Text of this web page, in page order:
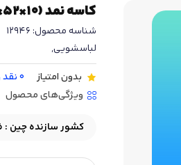
کاسه نمد (10×52×35) E236
شناسه محصول: 12946
لباسشویی,
بدون امتیاز
0 نقد و بررسی‌ها
ویژگی‌های محصول
کشور سازنده چین :